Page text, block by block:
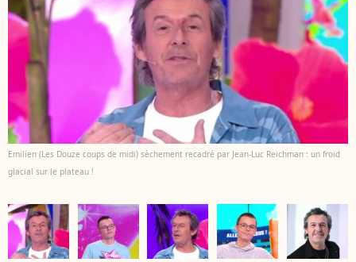
Emilien (Les Douze coups de midi) sèchement recadré par Jean-Luc Reichman : un froid
glacial sur le plateau !